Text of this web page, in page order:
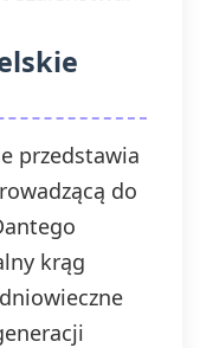
przedstawia
do
krąg